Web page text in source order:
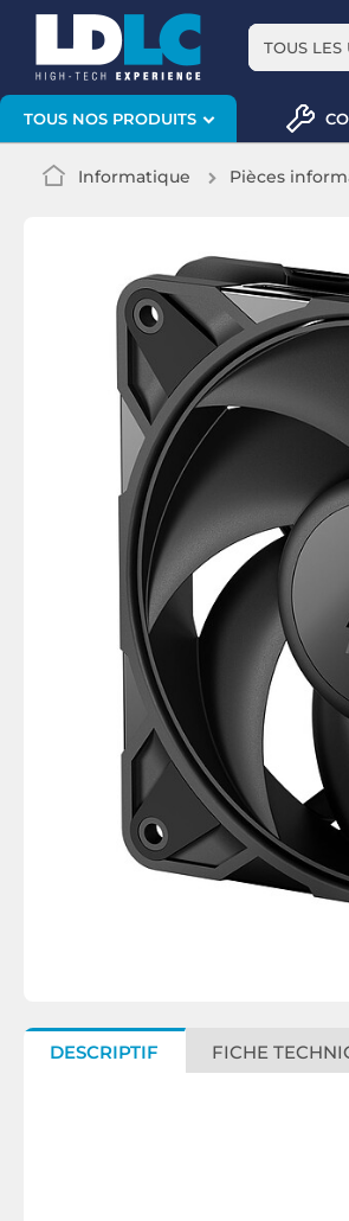
TOUS LES
TOUS NOS PRODUITS
Informatique Pièces
DESCRIPTIF FICHE